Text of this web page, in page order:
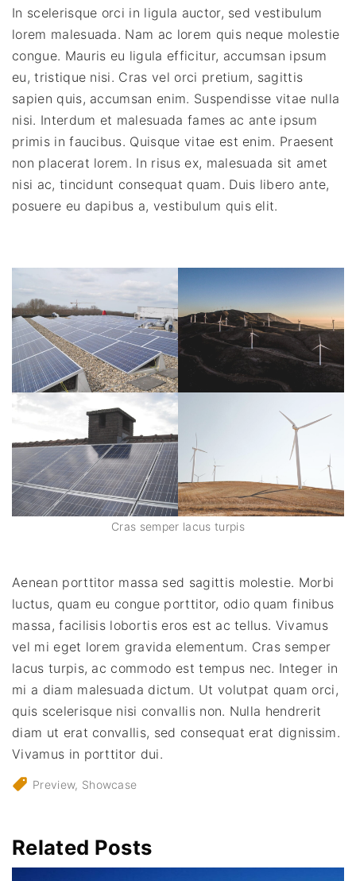
In scelerisque orci in ligula auctor, sed vestibulum
lorem malesuada. Nam ac lorem quis neque molestie
congue. Mauris eu ligula efficitur, accumsan ipsum
eu, tristique nisi. Cras vel orci pretium, sagittis
sapien quis, accumsan enim. Suspendisse vitae nulla
nisi. Interdum et malesuada fames ac ante ipsum
primis in faucibus. Quisque vitae est enim. Praesent
non placerat lorem. In risus ex, malesuada sit amet
nisi ac, tincidunt consequat quam. Duis libero ante,
posuere eu dapibus a, vestibulum quis elit.
Cras semper lacus turpis
Aenean porttitor massa sed sagittis molestie. Morbi
luctus, quam eu congue porttitor, odio quam finibus
massa, facilisis lobortis eros est ac tellus. Vivamus
vel mi eget lorem gravida elementum. Cras semper
lacus turpis, ac commodo est tempus nec. Integer in
mi a diam malesuada dictum. Ut volutpat quam orci,
quis scelerisque nisi convallis non. Nulla hendrerit
diam ut erat convallis, sed consequat erat dignissim.
Vivamus in porttitor dui.
Preview Showcase
Related Posts